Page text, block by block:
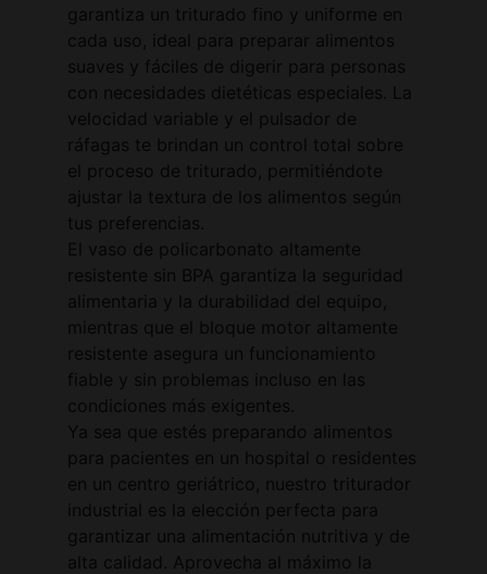
garantiza un triturado fino y uniforme en
cada uso, ideal para preparar alimentos
suaves y fáciles de digerir para personas
con necesidades dietéticas especiales. La
velocidad variable y el pulsador de
ráfagas te brindan un control total sobre
el proceso de triturado, permitiéndote
ajustar la textura de los alimentos según
tus preferencias.
El vaso de policarbonato altamente
resistente sin BPA garantiza la seguridad
alimentaria y la durabilidad del equipo,
mientras que el bloque motor altamente
resistente asegura un funcionamiento
fiable y sin problemas incluso en las
condiciones más exigentes.
Ya sea que estés preparando alimentos
para pacientes en un hospital o residentes
en un centro geriátrico, nuestro triturador
industrial es la elección perfecta para
garantizar una alimentación nutritiva y de
alta calidad. Aprovecha al máximo la